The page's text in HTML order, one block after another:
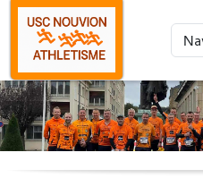
Panneau de gestion des cookies